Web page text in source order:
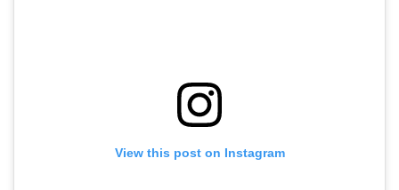
View this post on Instagram